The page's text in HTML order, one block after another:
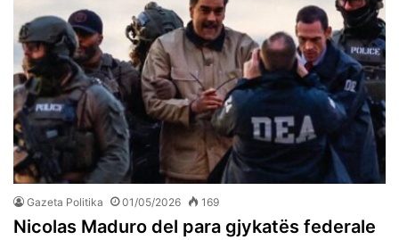
Gazeta Politika 01/05/2026 169
Nicolas Maduro del para gjykatës federale